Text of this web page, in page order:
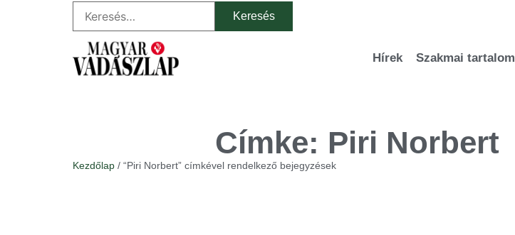
Hírek Szakmai tartalom
Címke: Piri Norbert
Kezdőlap / “Piri Norbert” címkével rendelkező bejegyzések